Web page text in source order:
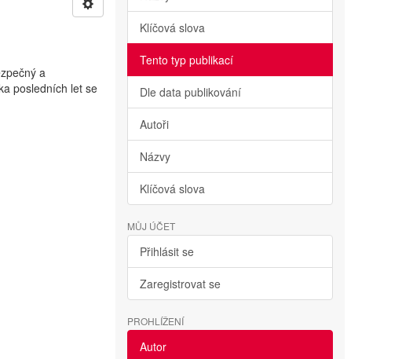
a
posledních let se
Klíčová slova
Tento typ publikací
Dle data publikování
Autoři
Názvy
Klíčová slova
MŮJ ÚČET
Přihlásit se
Zaregistrovat se
PROHLÍŽENÍ
Autor